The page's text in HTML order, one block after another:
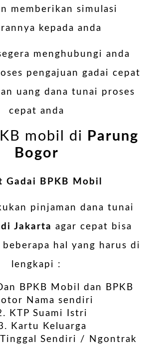
memberikan simulasi
kepada anda
menghubungi anda
pengajuan gadai cepat
uang dana tunai proses
cepat anda
mobil di
Parung
Bogor
Gadai BPKB Mobil
pinjaman dana tunai
Jakarta agar cepat bisa
hal yang harus di
lengkapi :
BPKB Mobil dan BPKB
Nama sendiri
KTP Suami Istri
Kartu Keluarga
Tinggal Sendiri / Ngontrak